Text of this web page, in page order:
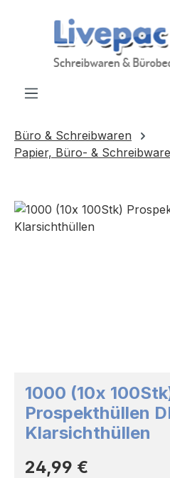
Zum Hauptinhalt springen
Büro & Schreibwaren
Papier, Büro- &
Bildergalerie überspringen
1000 (10x
Prospekthüllen
Klarsichthüllen
Regulärer Preis:
24,99 €